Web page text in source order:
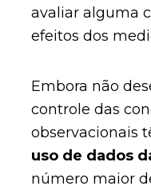
avaliar alguma
efeitos dos
Embora não
controle das
observacionais
uso de dados
número maior